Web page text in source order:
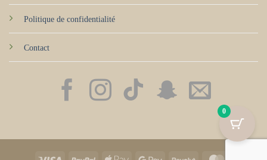
Politique de confidentialité
Contact
0